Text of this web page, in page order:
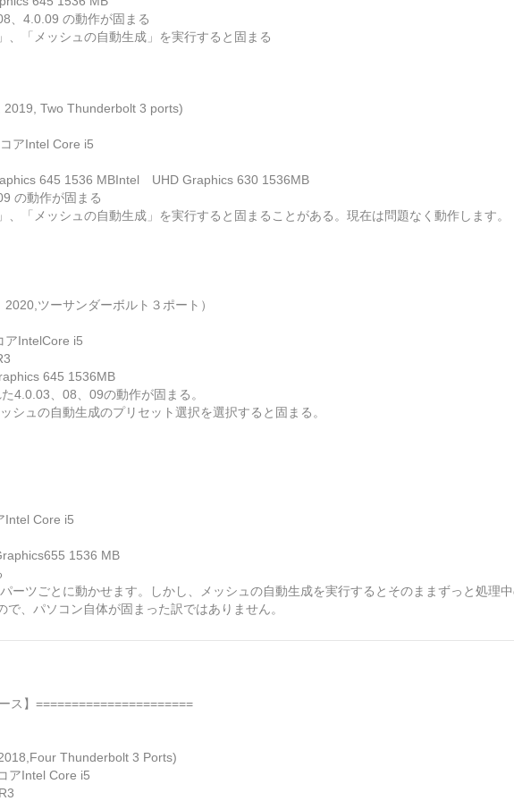
4.0.09 の動作が固まる
、「メッシュの自動生成」を実行すると固まる
Two Thunderbolt 3 ports)
アIntel Core i5
645 1536 MBIntel UHD Graphics 630 1536MB
の動作が固まる
、「メッシュの自動生成」を実行すると固まることがある。現在は問題なく動作します。
ツーサンダーボルト３ポート）
IntelCore i5
645 1536MB
4.0.03、08、09の動作が固まる。
シュの自動生成のプリセット選択を選択すると固まる。
Intel Core i5
1536 MB
ーツごとに動かせます。しかし、メッシュの自動生成を実行するとそのままずっと処理
、パソコン自体が固まった訳ではありません。
ス】======================
Thunderbolt 3 Ports)
アIntel Core i5